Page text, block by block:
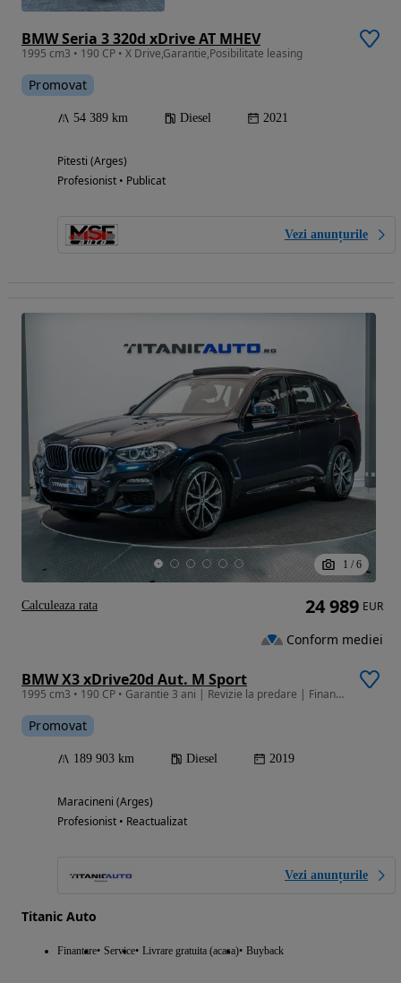
BMW Seria 3 320d xDrive AT MHEV
1995 cm3 • 190 CP • X Drive,Garantie,Posibilitate leasing
Promovat
54 389 km Diesel 2021
Pitesti (Arges)
Profesionist • Publicat
Vezi anunțurile
1 / 6
BMW X3 xDrive20d Aut. M Sport
1995 cm3 • 190 CP • Garantie 3 ani | Revizie la predare | Finantare | Rulaj Certificat
Promovat
189 903 km Diesel 2019
Maracineni (Arges)
Profesionist • Reactualizat
Vezi anunțurile
Titanic Auto
Finantare Service Livrare gratuita (acasa) Buyback
24 989 EUR
Conform mediei
Calculeaza rata